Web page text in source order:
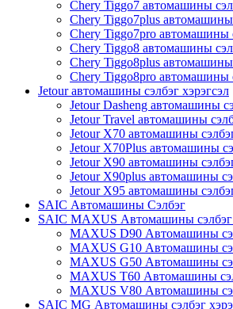
Chery Tiggo7 автомашины
Chery Tiggo7plus автомашины
Chery Tiggo7pro автомашины
Chery Tiggo8 автомашины
Chery Tiggo8plus автомашины
Chery Tiggo8pro автомашины
Jetour автомашины сэлбэг хэрэгсэл
Jetour Dasheng автомашины
Jetour Travel автомашины
Jetour X70 автомашины
Jetour X70Plus автомашины
Jetour X90 автомашины
Jetour X90plus автомашины
Jetour X95 автомашины
SAIC Автомашины Сэлбэг
SAIC MAXUS Автомашины сэлбэг
MAXUS D90 Автомашины
MAXUS G10 Автомашины
MAXUS G50 Автомашины
MAXUS T60 Автомашины
MAXUS V80 Автомашины
SAIC MG Автомашины сэлбэг